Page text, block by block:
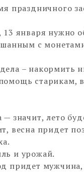
праздничного
января нужно
с
– накормить
старикам,
значит, лето
весна придет
и урожай.
придет